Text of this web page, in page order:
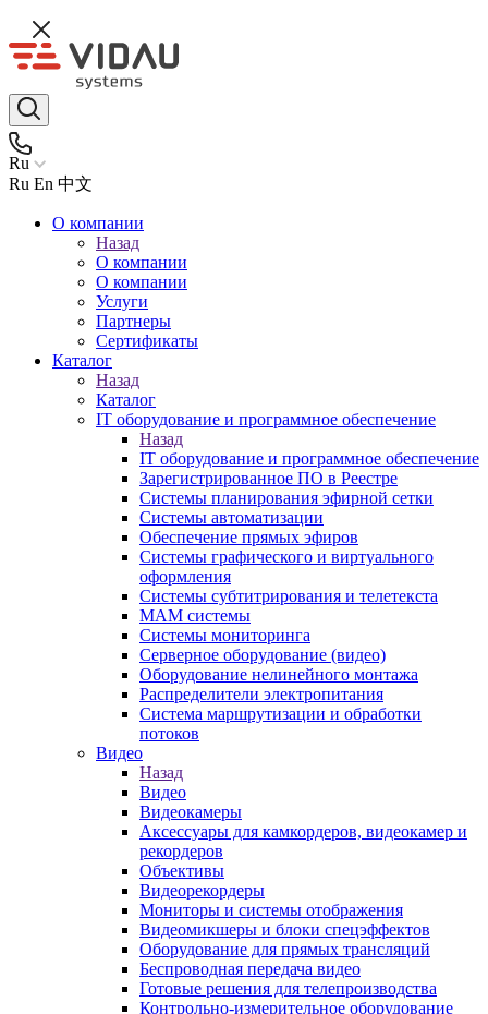
Ru
Ru En 中文
О компании
Назад
О компании
О компании
Услуги
Партнеры
Сертификаты
Каталог
Назад
Каталог
IT оборудование и программное обеспечение
Назад
IT оборудование и программное обеспечение
Зарегистрированное ПО в Реестре
Системы планирования эфирной сетки
Системы автоматизации
Обеспечение прямых эфиров
Системы графического и виртуального
оформления
Системы субтитрирования и телетекста
MAM системы
Системы мониторинга
Серверное оборудование (видео)
Оборудование нелинейного монтажа
Распределители электропитания
Система маршрутизации и обработки
потоков
Видео
Назад
Видео
Видеокамеры
Аксессуары для камкордеров, видеокамер и
рекордеров
Объективы
Видеорекордеры
Мониторы и системы отображения
Видеомикшеры и блоки спецэффектов
Оборудование для прямых трансляций
Беспроводная передача видео
Готовые решения для телепроизводства
Контрольно-измерительное оборудование